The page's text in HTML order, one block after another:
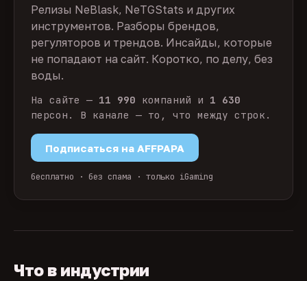
Релизы NeBlask, NeTGStats и других
инструментов. Разборы брендов,
регуляторов и трендов. Инсайды, которые
не попадают на сайт. Коротко, по делу, без
воды.
На сайте — 11 990 компаний и 1 630
персон. В канале — то, что между строк.
Подписаться на AFFPAPA
бесплатно · без спама · только iGaming
Что в индустрии